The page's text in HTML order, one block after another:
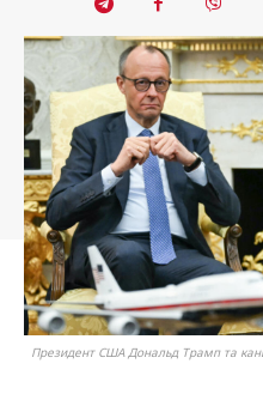
Президент США Дональд Трамп та